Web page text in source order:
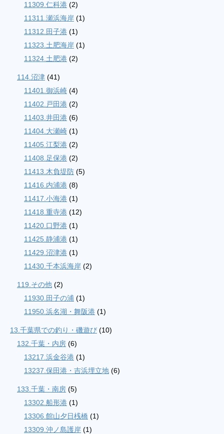
11309.仁科港 (2)
11311.瀬浜海岸 (1)
11312.田子港 (1)
11323.土肥海岸 (1)
11324.土肥港 (2)
114.沼津 (41)
11401.御浜崎 (4)
11402.戸田港 (2)
11403.井田港 (6)
11404.大瀬崎 (1)
11405.江梨港 (2)
11408.足保港 (2)
11413.木負堤防 (5)
11416.内浦港 (8)
11417.小海港 (1)
11418.重寺港 (12)
11420.口野港 (1)
11425.静浦港 (1)
11429.沼津港 (1)
11430.千本浜海岸 (2)
119.その他 (2)
11930.田子の浦 (1)
11950.浜名湖・舞阪港 (1)
13.千葉県での釣り・磯遊び (10)
132.千葉・内房 (6)
13217.浜金谷港 (1)
13237.保田港・吉浜埋立地 (6)
133.千葉・南房 (5)
13302.船形港 (1)
13306.館山夕日桟橋 (1)
13309.沖ノ島護岸 (1)